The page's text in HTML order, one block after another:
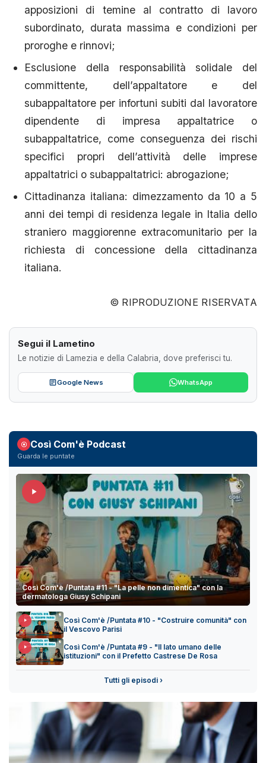
apposizioni di temine al contratto di lavoro
subordinato, durata massima e condizioni per
proroghe e rinnovi;
Esclusione della responsabilità solidale del
committente, dell’appaltatore e del
subappaltatore per infortuni subiti dal lavoratore
dipendente di impresa appaltatrice o
subappaltatrice, come conseguenza dei rischi
specifici propri dell’attività delle imprese
appaltatrici o subappaltatrici: abrogazione;
Cittadinanza italiana: dimezzamento da 10 a 5
anni dei tempi di residenza legale in Italia dello
straniero maggiorenne extracomunitario per la
richiesta di concessione della cittadinanza
italiana.
© RIPRODUZIONE RISERVATA
Segui il Lametino
Le notizie di Lamezia e della Calabria, dove preferisci tu.
Google News WhatsApp
Così Com'è Podcast
Guarda le puntate
Così Com'è /Puntata #11 - "La pelle non dimentica" con la
dermatologa Giusy Schipani
Così Com'è /Puntata #10 - "Costruire comunità" con
il Vescovo Parisi
Così Com'è /Puntata #9 - "Il lato umano delle
istituzioni" con il Prefetto Castrese De Rosa
Tutti gli episodi ›